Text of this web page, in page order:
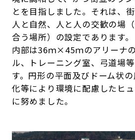
とを目指しました。それは、
人と自然、人と人の交歓の場
合う場所）の設定であります。
内部は36ｍ×45ｍのアリーナ
ル、トレーニング室、弓道場
す。円形の平面及びドーム状
化等により環境に配慮したヒ
に努めました。